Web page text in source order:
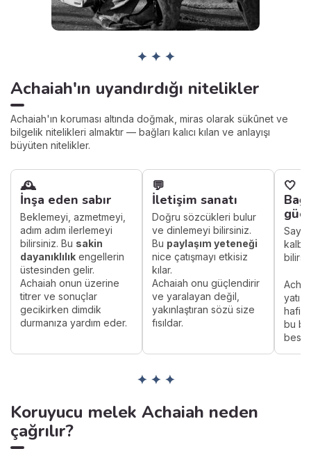
✦ ✦ ✦
Achaiah'ın uyandırdığı nitelikler
Achaiah'ın koruması altında doğmak, miras olarak sükûnet ve
bilgelik nitelikleri almaktır — bağları kalıcı kılan ve anlayışı
büyüten nitelikler.
🕰️
İnşa eden sabır
Beklemeyi, azmetmeyi,
adım adım ilerlemeyi
bilirsiniz. Bu sakin
dayanıklılık engellerin
üstesinden gelir.
Achaiah onun üzerine
titrer ve sonuçlar
gecikirken dimdik
durmanıza yardım eder.
💬
İletişim sanatı
Doğru sözcükleri bulur
ve dinlemeyi bilirsiniz.
Bu paylaşım yeteneği
nice çatışmayı etkisiz
kılar.
Achaiah onu güçlendirir
ve yaralayan değil,
yakınlaştıran sözü size
fısıldar.
🤍
bu
✦ ✦ ✦
Koruyucu melek Achaiah neden
çağrılır?